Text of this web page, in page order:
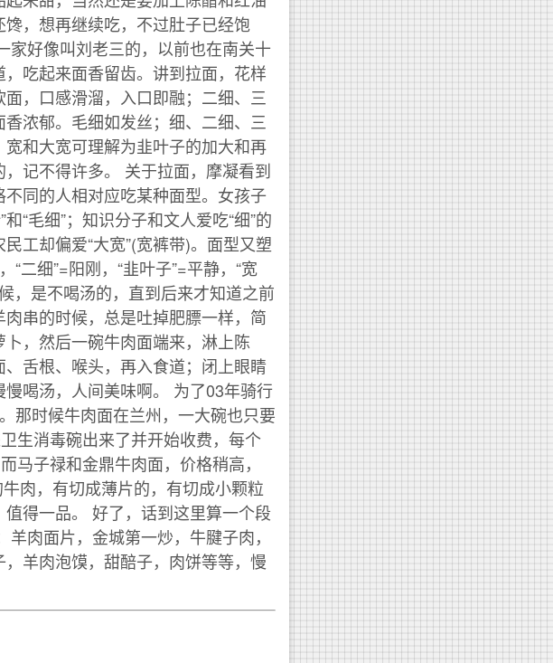
，想再继续吃，不过肚子已经饱
家好像叫刘老三的，以前也在南关十
吃起来面香留齿。讲到拉面，花样
，口感滑溜，入口即融；二细、三
浓郁。毛细如发丝；细、二细、三
和大宽可理解为韭叶子的加大和再
记不得许多。 关于拉面，摩凝看到
同的人相对应吃某种面型。女孩子
“毛细”；知识分子和文人爱吃“细”的
工却偏爱“大宽”(宽裤带)。面型又塑
“二细”=阳刚，“韭叶子”=平静，“宽
，是不喝汤的，直到后来才知道之前
串的时候，总是吐掉肥膘一样，简
，然后一碗牛肉面端来，淋上陈
舌根、喉头，再入食道；闭上眼睛
喝汤，人间美味啊。 为了03年骑行
那时候牛肉面在兰州，一大碗也只要
生消毒碗出来了并开始收费，每个
马子禄和金鼎牛肉面，价格稍高，
肉，有切成薄片的，有切成小颗粒
得一品。 好了，话到这里算一个段
肉面片，金城第一炒，牛腱子肉，
羊肉泡馍，甜醅子，肉饼等等，慢